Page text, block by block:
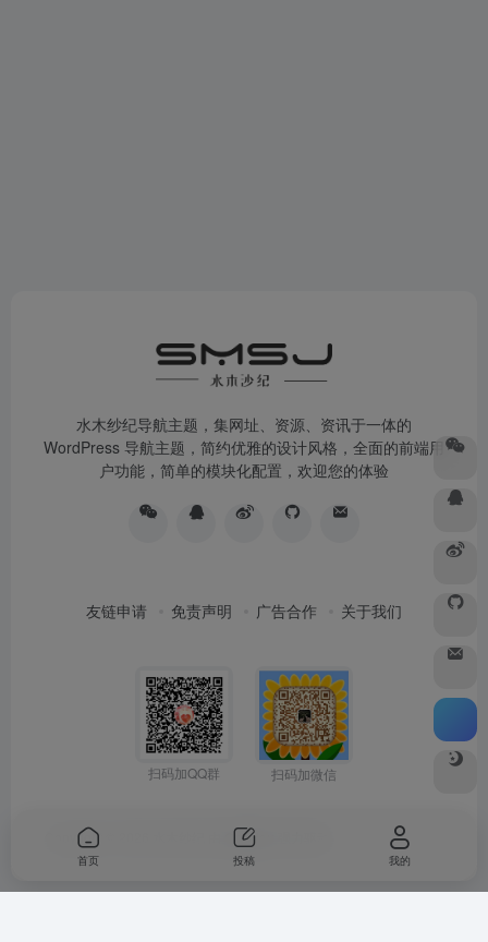
水木纱纪导航主题，集网址、资源、资讯于一体的
WordPress 导航主题，简约优雅的设计风格，全面的前端用
户功能，简单的模块化配置，欢迎您的体验
友链申请 免责声明 广告合作 关于我们
扫码加QQ群 扫码加微信
Copyright © 2026 OneNav
首页 投稿 我的